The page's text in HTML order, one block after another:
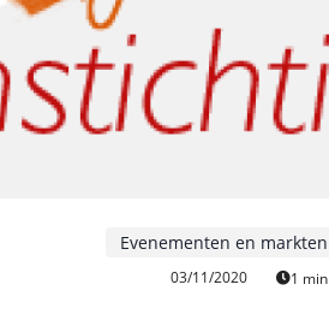
Evenementen en markten
03/11/2020 1 min